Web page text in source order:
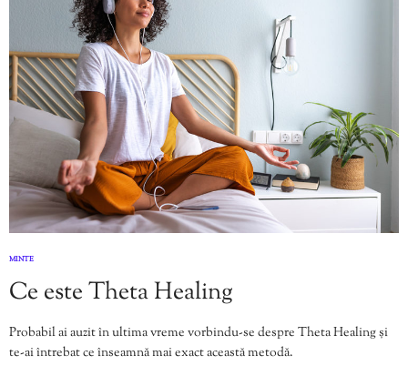
MINTE
Ce este Theta Healing
Probabil ai auzit în ultima vreme vorbindu-se despre Theta Healing și
te-ai întrebat ce înseamnă mai exact această metodă.